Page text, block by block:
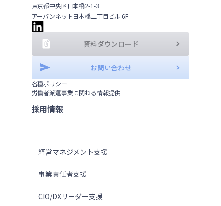
東京都中央区日本橋2-1-3
アーバンネット日本橋二丁目ビル 6F
資料ダウンロード
お問い合わせ
各種ポリシー
労働者派遣事業に関わる情報提供
採用情報
経営マネジメント支援
事業責任者支援
CIO/DXリーダー支援